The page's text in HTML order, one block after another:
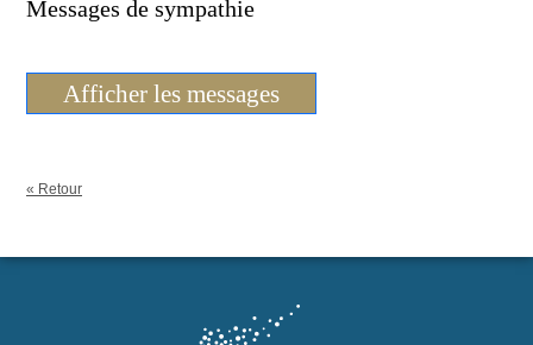
Messages de sympathie
Afficher les messages
« Retour